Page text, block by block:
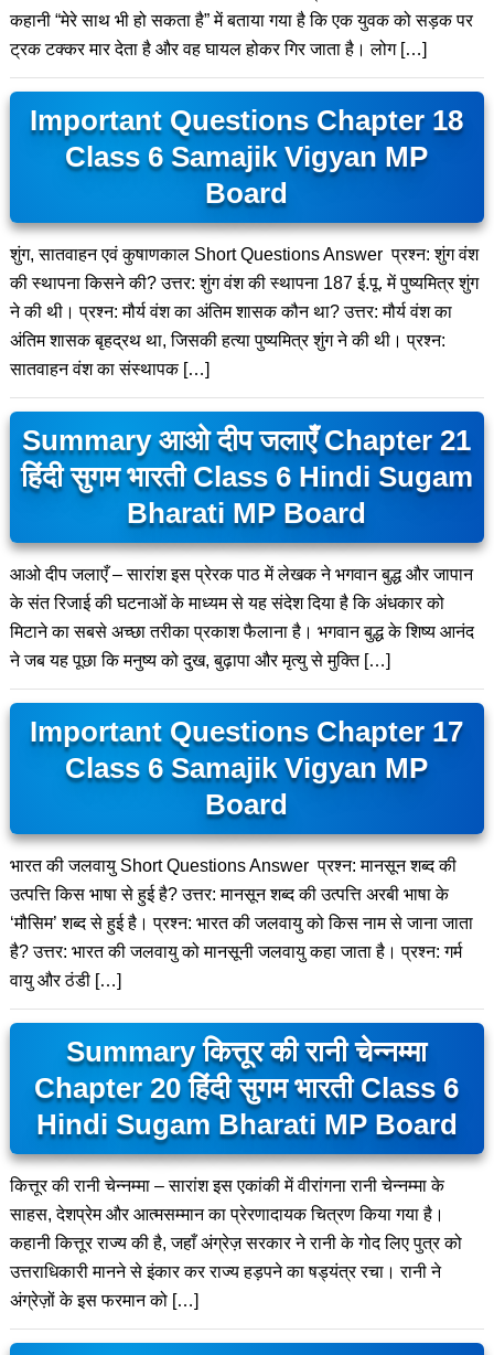
कहानी “मेरे साथ भी हो सकता है” में बताया गया है कि एक युवक को सड़क पर
ट्रक टक्कर मार देता है और वह घायल होकर गिर जाता है। लोग […]
Important Questions Chapter 18
Class 6 Samajik Vigyan MP
Board
शुंग, सातवाहन एवं कुषाणकाल Short Questions Answer प्रश्न: शुंग वंश
की स्थापना किसने की? उत्तर: शुंग वंश की स्थापना 187 ई.पू. में पुष्यमित्र शुंग
ने की थी। प्रश्न: मौर्य वंश का अंतिम शासक कौन था? उत्तर: मौर्य वंश का
अंतिम शासक बृहद्रथ था, जिसकी हत्या पुष्यमित्र शुंग ने की थी। प्रश्न:
सातवाहन वंश का संस्थापक […]
Summary आओ दीप जलाएँ Chapter 21
हिंदी सुगम भारती Class 6 Hindi Sugam
Bharati MP Board
आओ दीप जलाएँ – सारांश इस प्रेरक पाठ में लेखक ने भगवान बुद्ध और जापान
के संत रिजाई की घटनाओं के माध्यम से यह संदेश दिया है कि अंधकार को
मिटाने का सबसे अच्छा तरीका प्रकाश फैलाना है। भगवान बुद्ध के शिष्य आनंद
ने जब यह पूछा कि मनुष्य को दुख, बुढ़ापा और मृत्यु से मुक्ति […]
Important Questions Chapter 17
Class 6 Samajik Vigyan MP
Board
भारत की जलवायु Short Questions Answer प्रश्न: मानसून शब्द की
उत्पत्ति किस भाषा से हुई है? उत्तर: मानसून शब्द की उत्पत्ति अरबी भाषा के
‘मौसिम’ शब्द से हुई है। प्रश्न: भारत की जलवायु को किस नाम से जाना जाता
है? उत्तर: भारत की जलवायु को मानसूनी जलवायु कहा जाता है। प्रश्न: गर्म
वायु और ठंडी […]
Summary कित्तूर की रानी चेन्नम्मा
Chapter 20 हिंदी सुगम भारती Class 6
Hindi Sugam Bharati MP Board
कित्तूर की रानी चेन्नम्मा – सारांश इस एकांकी में वीरांगना रानी चेन्नम्मा के
साहस, देशप्रेम और आत्मसम्मान का प्रेरणादायक चित्रण किया गया है।
कहानी कित्तूर राज्य की है, जहाँ अंग्रेज़ सरकार ने रानी के गोद लिए पुत्र को
उत्तराधिकारी मानने से इंकार कर राज्य हड़पने का षड्यंत्र रचा। रानी ने
अंग्रेज़ों के इस फरमान को […]